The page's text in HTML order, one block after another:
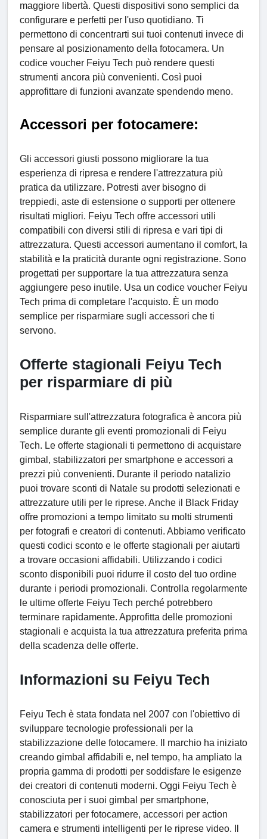
maggiore libertà. Questi dispositivi sono semplici da
configurare e perfetti per l'uso quotidiano. Ti
permettono di concentrarti sui tuoi contenuti invece di
pensare al posizionamento della fotocamera. Un
codice voucher Feiyu Tech può rendere questi
strumenti ancora più convenienti. Così puoi
approfittare di funzioni avanzate spendendo meno.
Accessori per fotocamere:
Gli accessori giusti possono migliorare la tua
esperienza di ripresa e rendere l'attrezzatura più
pratica da utilizzare. Potresti aver bisogno di
treppiedi, aste di estensione o supporti per ottenere
risultati migliori. Feiyu Tech offre accessori utili
compatibili con diversi stili di ripresa e vari tipi di
attrezzatura. Questi accessori aumentano il comfort, la
stabilità e la praticità durante ogni registrazione. Sono
progettati per supportare la tua attrezzatura senza
aggiungere peso inutile. Usa un codice voucher Feiyu
Tech prima di completare l'acquisto. È un modo
semplice per risparmiare sugli accessori che ti
servono.
Offerte stagionali Feiyu Tech
per risparmiare di più
Risparmiare sull'attrezzatura fotografica è ancora più
semplice durante gli eventi promozionali di Feiyu
Tech. Le offerte stagionali ti permettono di acquistare
gimbal, stabilizzatori per smartphone e accessori a
prezzi più convenienti. Durante il periodo natalizio
puoi trovare sconti di Natale su prodotti selezionati e
attrezzature utili per le riprese. Anche il Black Friday
offre promozioni a tempo limitato su molti strumenti
per fotografi e creatori di contenuti. Abbiamo verificato
questi codici sconto e le offerte stagionali per aiutarti
a trovare occasioni affidabili. Utilizzando i codici
sconto disponibili puoi ridurre il costo del tuo ordine
durante i periodi promozionali. Controlla regolarmente
le ultime offerte Feiyu Tech perché potrebbero
terminare rapidamente. Approfitta delle promozioni
stagionali e acquista la tua attrezzatura preferita prima
della scadenza delle offerte.
Informazioni su Feiyu Tech
Feiyu Tech è stata fondata nel 2007 con l'obiettivo di
sviluppare tecnologie professionali per la
stabilizzazione delle fotocamere. Il marchio ha iniziato
creando gimbal affidabili e, nel tempo, ha ampliato la
propria gamma di prodotti per soddisfare le esigenze
dei creatori di contenuti moderni. Oggi Feiyu Tech è
conosciuta per i suoi gimbal per smartphone,
stabilizzatori per fotocamere, accessori per action
camera e strumenti intelligenti per le riprese video. Il